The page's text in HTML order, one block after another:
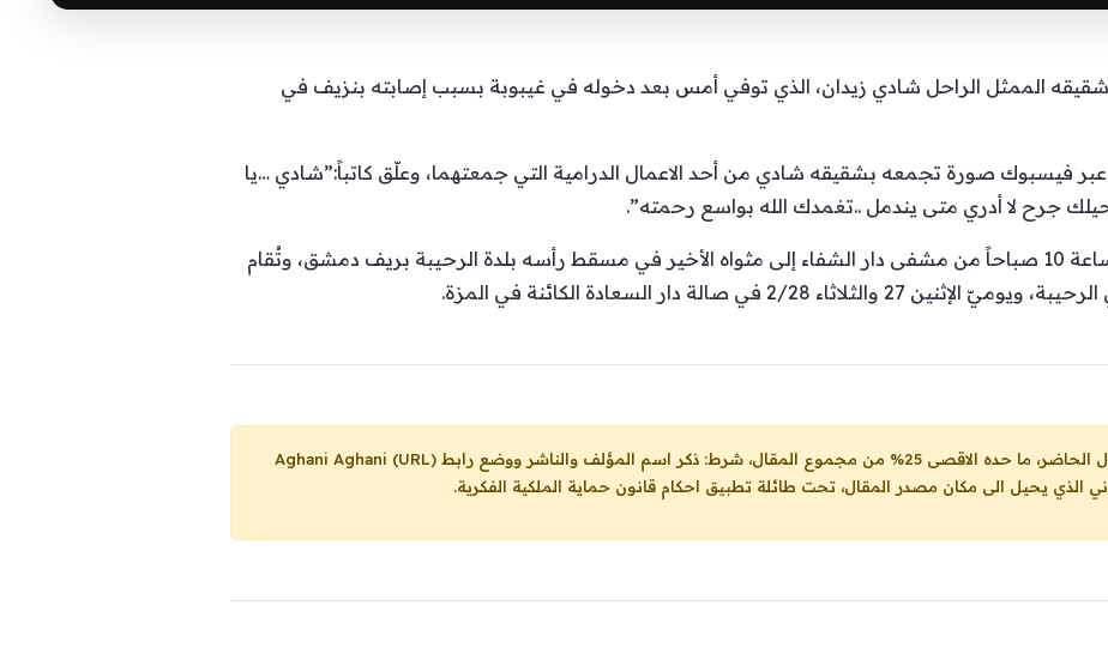
الممثل الراحل شادي زيدان، الذي توفي أمس بعد دخوله في غيبوبة بسبب إصابته بنزيف في
فيسبوك صورة تجمعه بشقيقه شادي من أحد الاعمال الدرامية التي جمعتهما، وعلّق كاتباً:”شادي …يا
جرح لا أدري متى يندمل ..تغمدك الله بواسع رحمته”.
وشُيّع جثمان الراحل اليوم عند الساعة 10 صباحاً من مشفى دار الشفاء إلى مثواه الأخير في مسقط رأسه بلدة الرحيبة بريف دمشق، وتُقام
2/28 في صالة دار السعادة الكائنة في المزة.
المقال، شرط: ذكر اسم المؤلف والناشر ووضع رابط
Aghani Aghani (URL)
الذي يحيل الى مكان مصدر المقال، تحت طائلة تطبيق احكام قانون حماية الملكية الفكرية.